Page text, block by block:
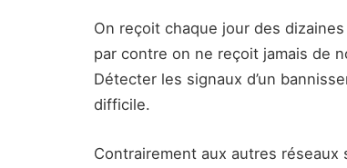
On reçoit chaque jour des
par contre on ne reçoit jamais de
Détecter les signaux d’un
difficile.
Contrairement aux autres